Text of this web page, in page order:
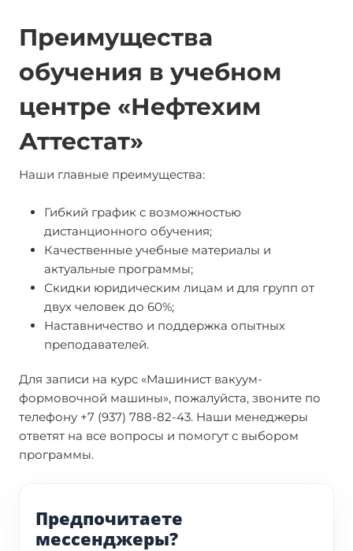
Преимущества
обучения в учебном
центре «Нефтехим
Аттестат»
Наши главные преимущества:
Гибкий график с возможностью
дистанционного обучения;
Качественные учебные материалы и
актуальные программы;
Скидки юридическим лицам и для групп от
двух человек до 60%;
Наставничество и поддержка опытных
преподавателей.
Для записи на курс «Машинист вакуум-
формовочной машины», пожалуйста, звоните по
телефону +7 (937) 788-82-43. Наши менеджеры
ответят на все вопросы и помогут с выбором
программы.
Предпочитаете
мессенджеры?